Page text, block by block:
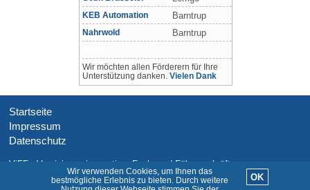
KEB Automation Barntrup
Nahrwold Barntrup
Wir möchten allen Förderern für Ihre
Unterstützung danken. Vielen Dank
Startseite
Impressum
Datenschutz
ViFF - Vereinigung innovativer Fach- und Führungskräfte
© 2026 ViFF.de
Wir verwenden Cookies, um Ihnen das
bestmögliche Erlebnis zu bieten. Durch weitere
OK